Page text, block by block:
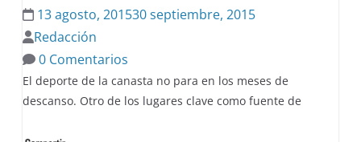
13 agosto, 201530 septiembre, 2015
Redacción
0 Comentarios
El deporte de la canasta no para en los meses de
descanso. Otro de los lugares clave como fuente de